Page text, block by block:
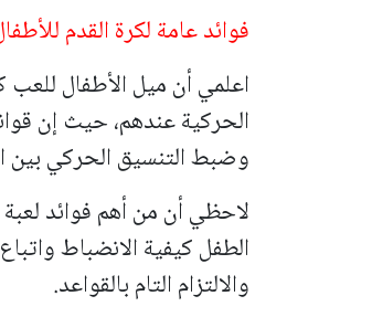
فوائد عامة لكرة القدم
اعلمي أن ميل الأطفال
الحركية عندهم، حيث إن
وضبط التنسيق الحركي بين
لاحظي أن من أهم فوائد
الطفل كيفية الانضباط
والالتزام التام بالقواعد.